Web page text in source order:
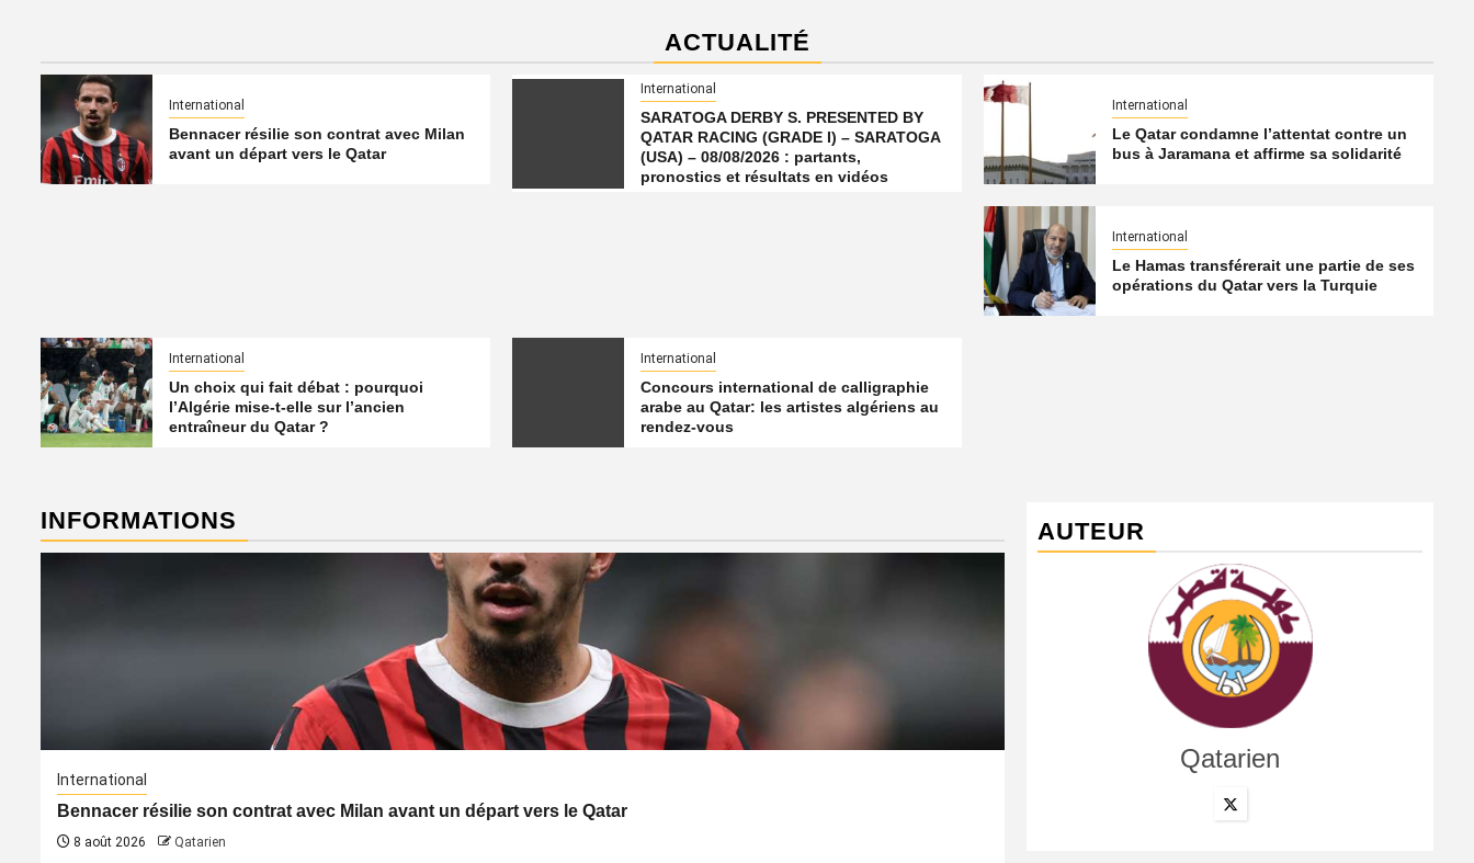
ACTUALITÉ
International
Bennacer résilie son contrat avec Milan
avant un départ vers le Qatar
International
SARATOGA DERBY S. PRESENTED BY
QATAR RACING (GRADE I) – SARATOGA
(USA) – 08/08/2026 : partants,
pronostics et résultats en vidéos
International
Le Qatar condamne l’attentat contre un
bus à Jaramana et affirme sa solidarité
International
Le Hamas transférerait une partie de ses
opérations du Qatar vers la Turquie
International
Un choix qui fait débat : pourquoi
l’Algérie mise-t-elle sur l’ancien
entraîneur du Qatar ?
International
Concours international de calligraphie
arabe au Qatar: les artistes algériens au
rendez-vous
INFORMATIONS
International
Bennacer résilie son contrat avec Milan avant un départ vers le Qatar
8 août 2026 Qatarien
SARATOGA DERBY S. PRESENTED BY QATAR
AUTEUR
Qatarien